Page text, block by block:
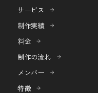
サービス
制作実績
料金
制作の流れ
メンバー
特徴